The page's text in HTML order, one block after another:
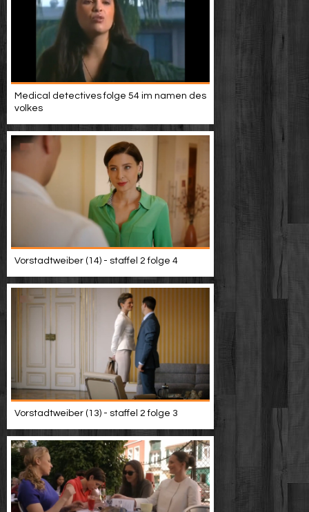
Medical detectives folge 54 im namen des
volkes
Vorstadtweiber (14) - staffel 2 folge 4
Vorstadtweiber (13) - staffel 2 folge 3